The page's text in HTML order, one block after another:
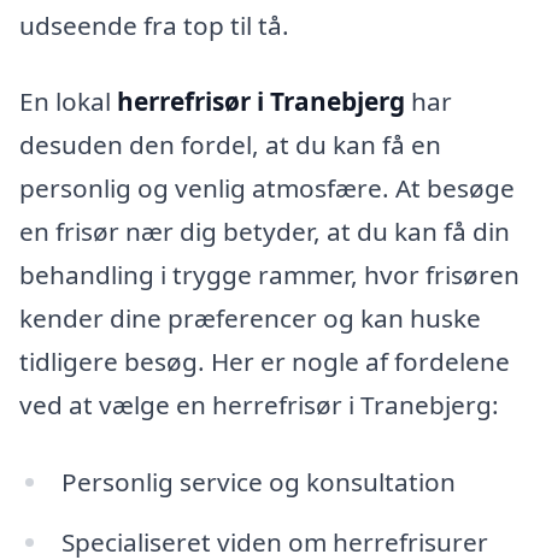
udseende fra top til tå.
En lokal herrefrisør i Tranebjerg har
desuden den fordel, at du kan få en
personlig og venlig atmosfære. At besøge
en frisør nær dig betyder, at du kan få din
behandling i trygge rammer, hvor frisøren
kender dine præferencer og kan huske
tidligere besøg. Her er nogle af fordelene
ved at vælge en herrefrisør i Tranebjerg:
Personlig service og konsultation
Specialiseret viden om herrefrisurer